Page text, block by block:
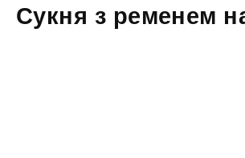
Сукня з ременем на